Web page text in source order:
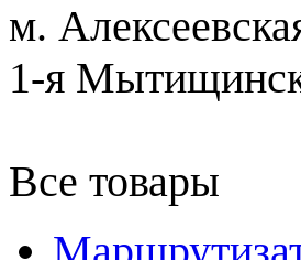
м.
1-я
Все товары